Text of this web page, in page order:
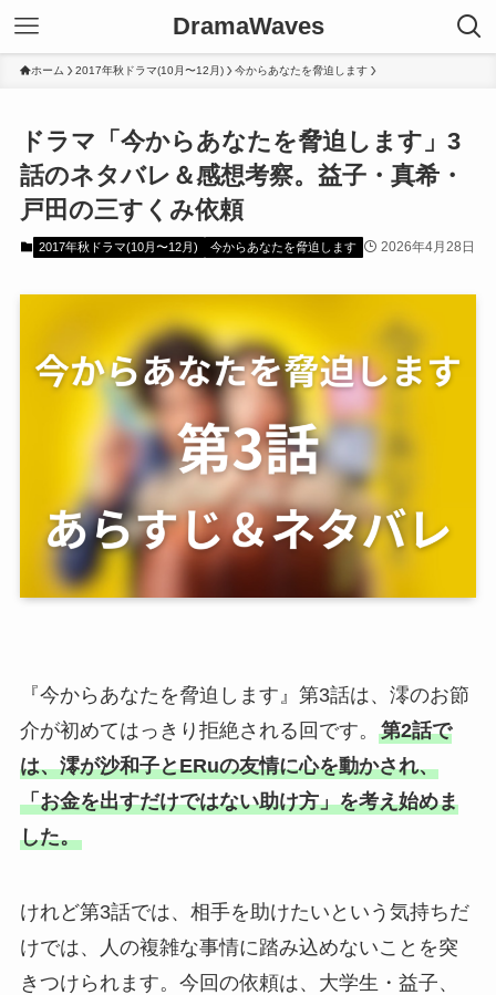
DramaWaves
ホーム 2017年秋ドラマ(10月〜12月) 今からあなたを脅迫します
ドラマ「今からあなたを脅迫します」3
話のネタバレ＆感想考察。益子・真希・
戸田の三すくみ依頼
2017年秋ドラマ(10月〜12月) 今からあなたを脅迫します 2026年4月28日
『今からあなたを脅迫します』第3話は、澪のお節
介が初めてはっきり拒絶される回です。 第2話で
は、澪が沙和子とERuの友情に心を動かされ、
「お金を出すだけではない助け方」を考え始めま
した。
けれど第3話では、相手を助けたいという気持ちだ
けでは、人の複雑な事情に踏み込めないことを突
きつけられます。今回の依頼は、大学生・益子、